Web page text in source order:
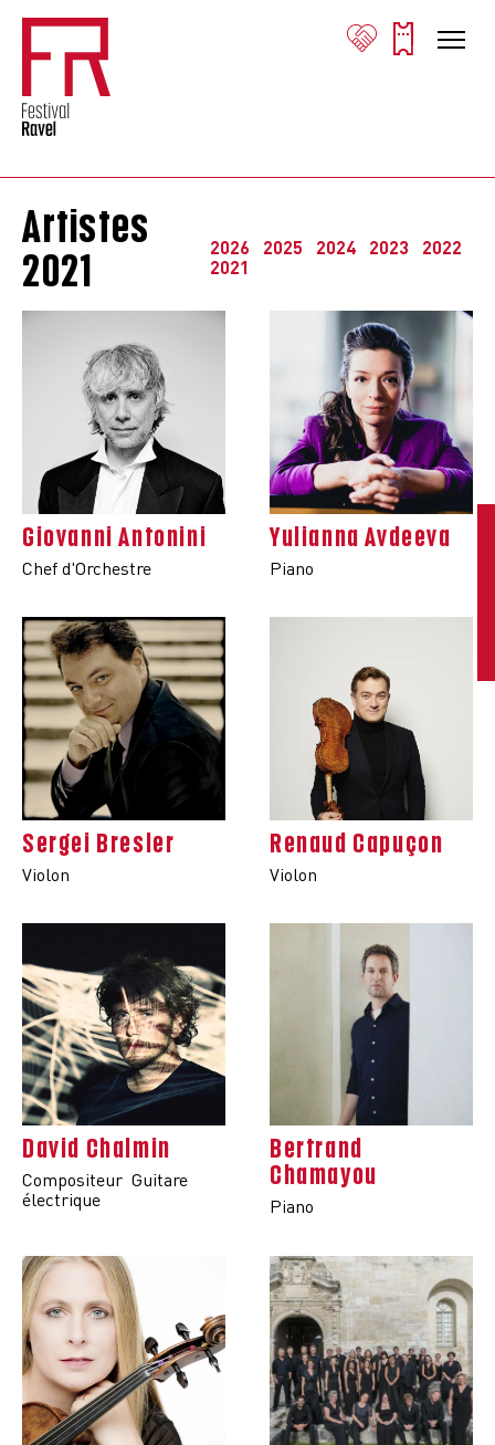
Artistes
2021
2026 2025 2024 2023
2022
2021
Giovanni Antonini
Chef d'Orchestre
Yulianna Avdeeva
Piano
Sergei Bresler
Violon
Renaud Capuçon
Violon
David Chalmin
Compositeur Guitare
électrique
Bertrand
Chamayou
Piano